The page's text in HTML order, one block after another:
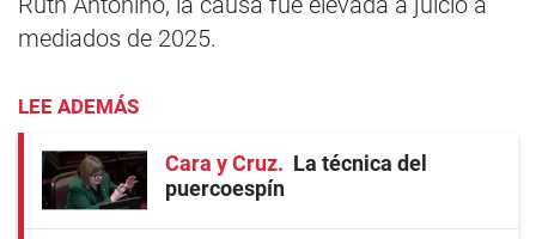
mediados de 2025.
LEE ADEMÁS
Cara y Cruz
La técnica del
puercoespín